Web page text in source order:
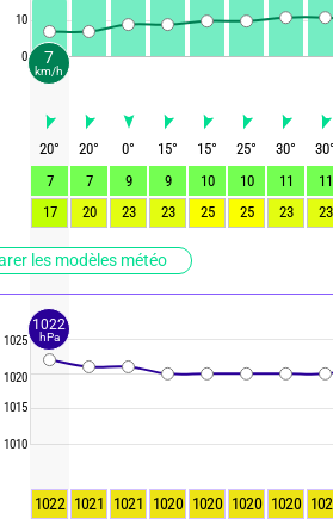
les modèles météo
10
0
1025
1020
1015
1010
20° 20° 0° 15° 15° 25° 30° 30
7
7 9 9 10 10 11
11
17
20 23 23 25 25 23 23
1022 1021 1021 1020 1020 1020 1020
7
km/h
1022
hPa